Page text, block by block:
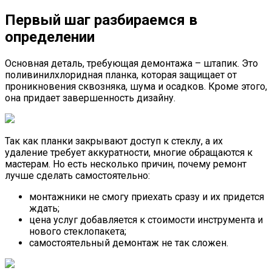
Первый шаг разбираемся в
определении
Основная деталь, требующая демонтажа – штапик. Это
поливинилхлоридная планка, которая защищает от
проникновения сквозняка, шума и осадков. Кроме этого,
она придает завершенность дизайну.
Так как планки закрывают доступ к стеклу, а их
удаление требует аккуратности, многие обращаются к
мастерам. Но есть несколько причин, почему ремонт
лучше сделать самостоятельно:
монтажники не смогу приехать сразу и их придется
ждать;
цена услуг добавляется к стоимости инструмента и
нового стеклопакета;
самостоятельный демонтаж не так сложен.